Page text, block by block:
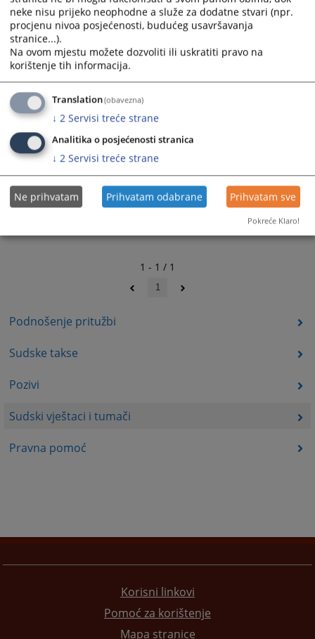
Podnošenje pritužbi
Sudske takse
Pozivi
Sudski vještaci i tumači
Pravna pomoć
1454PREGLEDA
Prateći dokumenti
Spisak sudskih vještaka regije Banjaluka
Spisak stalnih sudskih tumača regije Banjaluka
1 - 1 / 1
1
Korisni linkovi
Pomoć za korištenje
Mapa stranice
neke nisu prijeko neophodne a služe za dodatne stvari (npr.
procjenu nivoa posjećenosti, budućeg usavršavanja
stranice...).
Na ovom mjestu možete dozvoliti ili uskratiti pravo na
korištenje tih informacija.
Translation(obavezna)
↓ 2 Servisi treće strane
Analitika o posjećenosti stranica
↓ 2 Servisi treće strane
Ne prihvatam Prihvatam odabrane Prihvatam sve
Pokreće Klaro!